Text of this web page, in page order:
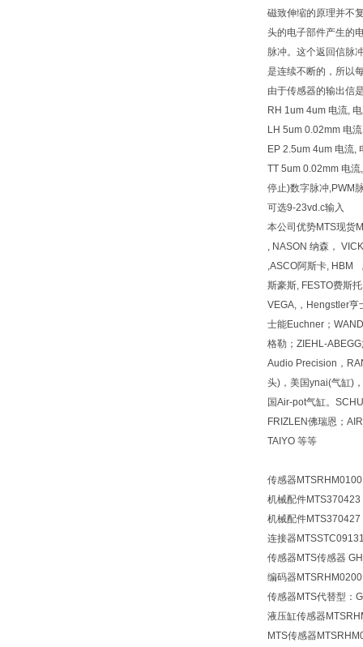
磁致伸缩的原理并不
头的电子部件产生的
脉冲。这个返回信脉
是连续不断的，所以
由于传感器的输出信
RH 1um 4um 电流,
LH 5um 0.02mm 电
EP 2.5um 4um 电流,
TT 5um 0.02mm 电
停止)数字脉冲,PWM
可选9-23vd.c输入
本公司优势MTS现货
, NASON 纳森，
,ASCO阿斯卡, HBM
斯豪斯, FESTO费斯
VEGA,，Hengstler亨
士能Euchner；
格勒；ZIEHL-
Audio Precision，
头)，美国ynai(气缸)
国Air-pot气缸。
FRIZLEN佛瑞恩；
TAIYO 等等
传感器
机械配件
机械配件
连接器
传感器MTS传感器
编码器
传感器MTS代替型：
液压缸传感器
MTS传感器